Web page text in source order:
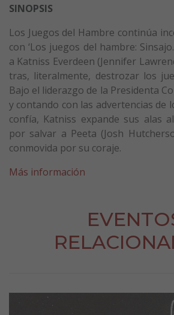
SINOPSIS
Los Juegos del Hambre continúa
con ‘Los juegos del hambre:
a Katniss Everdeen (Jennifer
tras, literalmente, destrozar los
Bajo el liderazgo de la Presidenta
y contando con las advertencias de
confía, Katniss expande sus alas
por salvar a Peeta (Josh
conmovida por su coraje.
Más información